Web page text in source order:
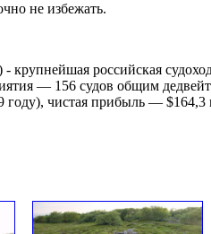
не избежать.
российская
— 156 судов общим
чистая прибыль — $164,3